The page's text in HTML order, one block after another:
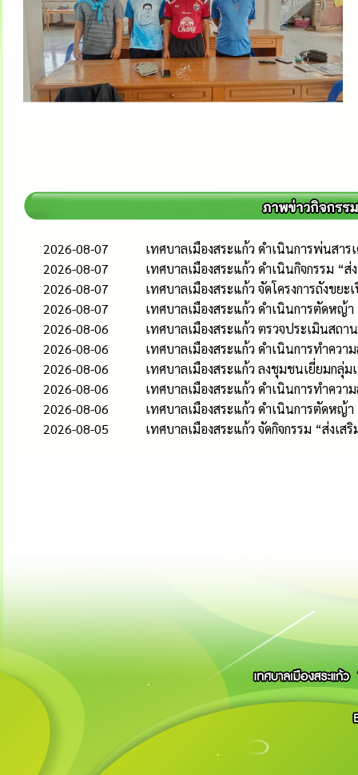
2026-08-07
เทศบาลเมืองสระแก้ว ดำเนินการพ่นสา
2026-08-07
เทศบาลเมืองสระแก้ว ดำเนินกิจกรรม “
2026-08-07
เทศบาลเมืองสระแก้ว จัดโครงการถังขยะ
2026-08-07
เทศบาลเมืองสระแก้ว ดำเนินการตัดหญ้า
2026-08-06
เทศบาลเมืองสระแก้ว ตรวจประเมินสถ
2026-08-06
เทศบาลเมืองสระแก้ว ดำเนินการทำควา
2026-08-06
เทศบาลเมืองสระแก้ว ลงชุมชนเยี่ยมกลุ่ม
2026-08-06
เทศบาลเมืองสระแก้ว ดำเนินการทำควา
2026-08-06
เทศบาลเมืองสระแก้ว ดำเนินการตัดหญ้า
2026-08-05
เทศบาลเมืองสระแก้ว จัดกิจกรรม “ส่งเ